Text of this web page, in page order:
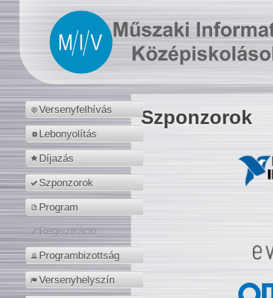
Versenyfelhívás
Lebonyolítás
Díjazás
Szponzorok
Program
Regisztráció
Programbizottság
Versenyhelyszín
Szponzorok